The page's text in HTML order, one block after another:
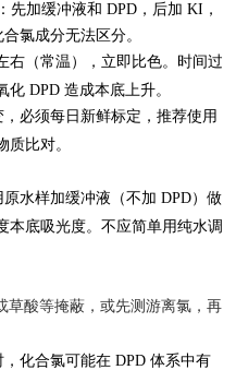
先加缓冲液和 DPD，后加 KI，
氯成分无法区分。
右（常温），立即比色。时间过
DPD 造成本底上升。
必须每日新鲜标定，推荐使用
比对。
原水样加缓冲液（不加 DPD）做
本底吸光度。不应简单用纯水调
草酸等掩蔽，或先测游离氯，再
，化合氯可能在 DPD 体系中有